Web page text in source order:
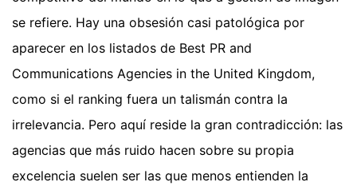
se refiere. Hay una obsesión casi patológica por
aparecer en los listados de Best PR and
Communications Agencies in the United Kingdom,
como si el ranking fuera un talismán contra la
irrelevancia. Pero aquí reside la gran contradicción: las
agencias que más ruido hacen sobre su propia
excelencia suelen ser las que menos entienden la